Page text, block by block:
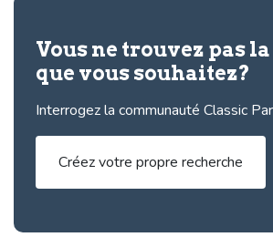
Vous ne trouvez pas
que vous souhaitez?
Interrogez la communauté Classic
Créez votre propre recherche